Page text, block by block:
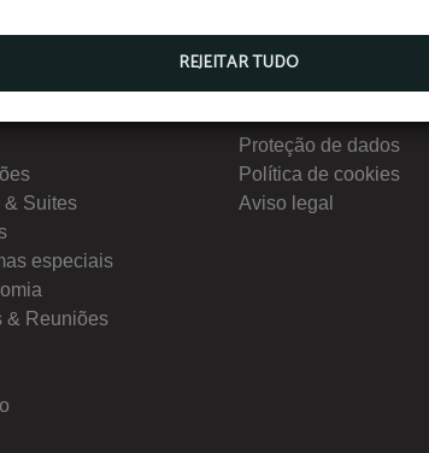
REJEITAR TUDO
& Suites
especiais
& Reuniões
Interesse
Proteção de dados
Política de cookies
Aviso legal